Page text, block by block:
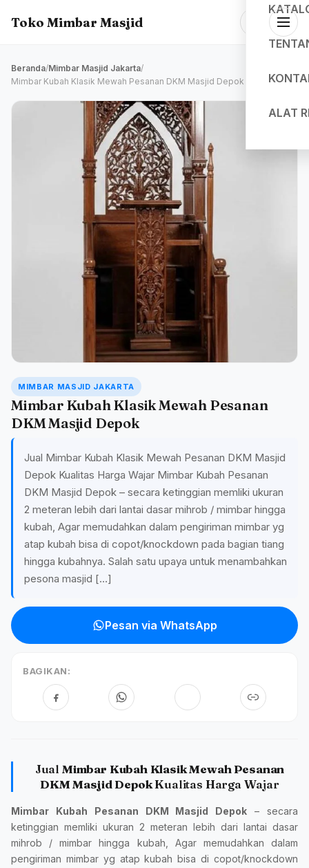
Toko Mimbar Masjid
ALAT
Beranda/Mimbar Masjid Jakarta/
Mimbar Kubah Klasik Mewah Pesanan DKM Masjid Depok
MIMBAR MASJID JAKARTA
Mimbar Kubah Klasik Mewah Pesanan
DKM Masjid Depok
Jual Mimbar Kubah Klasik Mewah Pesanan DKM Masjid
Depok Kualitas Harga Wajar Mimbar Kubah Pesanan
DKM Masjid Depok – secara ketinggian memliki ukuran
2 meteran lebih dari lantai dasar mihrob / mimbar hingga
kubah, Agar memudahkan dalam pengiriman mimbar yg
atap kubah bisa di copot/knockdown pada bagian tiang
hingga kubahnya. Salah satu upaya untuk menambahkan
pesona masjid […]
Pesan via WhatsApp
BAGIKAN:
Jual Mimbar Kubah Klasik Mewah Pesanan
DKM Masjid DepokKualitas Harga Wajar
Mimbar Kubah Pesanan DKM Masjid Depok – secara
ketinggian memliki ukuran 2 meteran lebih dari lantai dasar
mihrob / mimbar hingga kubah, Agar memudahkan dalam
pengiriman mimbar yg atap kubah bisa di copot/knockdown